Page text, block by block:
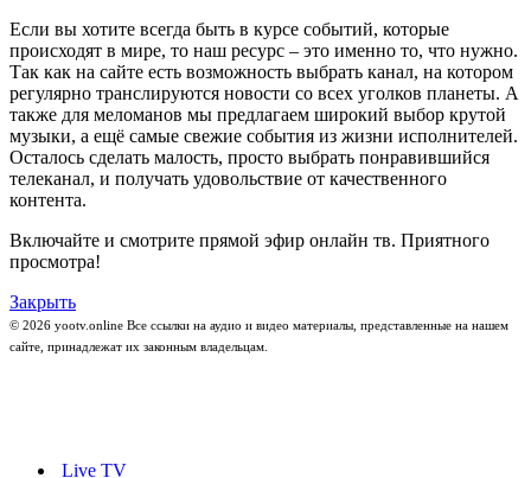
Если вы хотите всегда быть в курсе событий, которые
происходят в мире, то наш ресурс – это именно то, что нужно.
Так как на сайте есть возможность выбрать канал, на котором
регулярно транслируются новости со всех уголков планеты. А
также для меломанов мы предлагаем широкий выбор крутой
музыки, а ещё самые свежие события из жизни исполнителей.
Осталось сделать малость, просто выбрать понравившийся
телеканал, и получать удовольствие от качественного
контента.
Включайте и смотрите прямой эфир онлайн тв. Приятного
просмотра!
Закрыть
© 2026 yootv.online Все ссылки на аудио и видео материалы, представленные на нашем
сайте, принадлежат их законным владельцам.
Live TV